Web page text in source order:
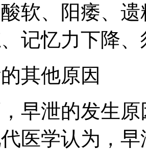
软、阳痿、
记忆力下降
他原因
泄的发生原
医学认为，